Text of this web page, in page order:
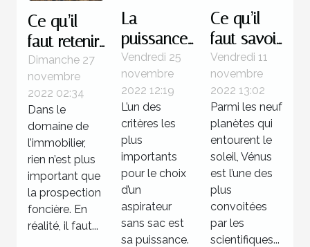
Ce qu’il
faut retenir
à propos
des
logiciels de
prospection
foncière
Dimanche 27
novembre
2022 02:34
Dans le
domaine de
l’immobilier,
rien n’est plus
important que
la prospection
foncière. En
réalité, il faut...
La
puissance
d’un
aspirateur
sans sac
Vendredi 25
novembre
2022 12:19
L’un des
critères les
plus
importants
pour le choix
d’un
aspirateur
sans sac est
sa puissance.
Ce qu’il
faut savoir
de la
planète
Vénus
Vendredi 11
novembre
2022 13:02
Parmi les neuf
planètes qui
entourent le
soleil, Vénus
est l’une des
plus
convoitées
par les
scientifiques...